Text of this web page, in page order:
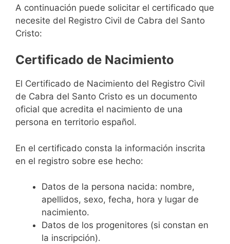
A continuación puede solicitar el certificado que
necesite del Registro Civil de Cabra del Santo
Cristo:
Certificado de Nacimiento
El Certificado de Nacimiento del Registro Civil
de Cabra del Santo Cristo es un documento
oficial que acredita el nacimiento de una
persona en territorio español.
En el certificado consta la información inscrita
en el registro sobre ese hecho:
Datos de la persona nacida: nombre,
apellidos, sexo, fecha, hora y lugar de
nacimiento.
Datos de los progenitores (si constan en
la inscripción).